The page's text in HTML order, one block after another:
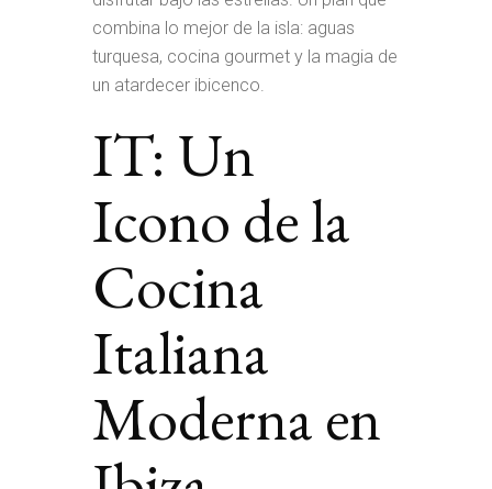
combina lo mejor de la isla: aguas
turquesa, cocina gourmet y la magia de
un atardecer ibicenco.
IT: Un
Icono de la
Cocina
Italiana
Moderna en